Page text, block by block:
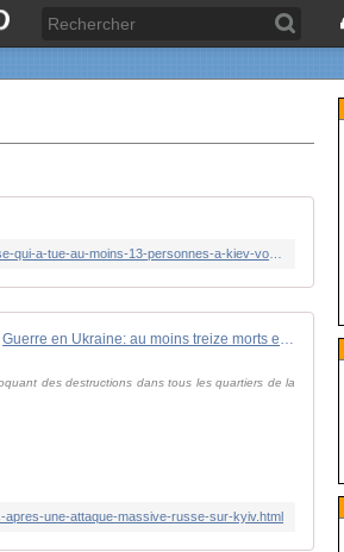
Guerre en Ukraine: au moins treize morts et 90 blessés après une attaque massive russe sur Kyiv
des destructions dans tous les quartiers de la
une-attaque-massive-russe-sur-kyiv.html